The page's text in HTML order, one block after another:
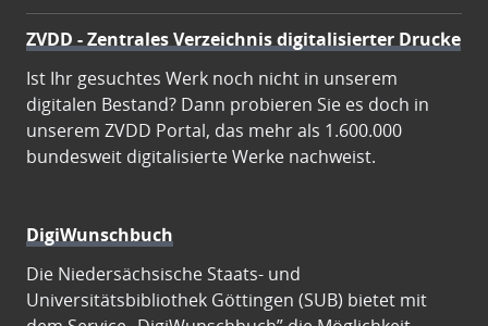
ZVDD - Zentrales Verzeichnis digitalisierter Drucke
Ist Ihr gesuchtes Werk noch nicht in unserem
digitalen Bestand? Dann probieren Sie es doch in
unserem ZVDD Portal, das mehr als 1.600.000
bundesweit digitalisierte Werke nachweist.
DigiWunschbuch
Die Niedersächsische Staats- und
Universitätsbibliothek Göttingen (SUB) bietet mit